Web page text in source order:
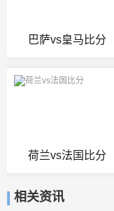
巴萨vs皇马比分
荷兰vs法国比分
相关资讯